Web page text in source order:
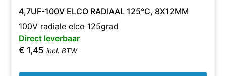
4,7UF-100V ELCO RADIAAL 125°C, 8X12MM
100V radiale elco 125grad
Direct leverbaar
€ 1,45 incl. BTW